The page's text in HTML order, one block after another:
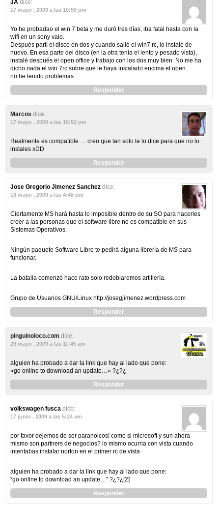
JA dice:
17 mayo , 2009 a las 10:50 pm
Yo he probadao el win 7 beta y me duró tres días, iba fatal hasta con la
wifi en un sony vaio.
Después partí el disco en dos y cuando salió el win7 rc, lo instalé de
nuevo. En esa parte del disco (en la otra tenía el lento y pesado vista),
instalé después el open office y trabajo con los dos muy bien. No me ha
dicho nada el win 7rc sobre que le haya instalado encima el open.
no he tenido problemas
Responder
Marcos dice:
17 mayo , 2009 a las 10:52 pm
Realmente es compatible … creo que tan solo te lo dice para que no lo
instales xDD
Responder
Jose Gregorio Jimenez Sanchez dice:
18 mayo , 2009 a las 4:48 pm
Ciertamente MS hará hasta lo imposible dentro de su SO para hacerles
creer a las personas que el software libre no es compatible en sus
Sistemas Operativos.
Ningún paquete Software Libre te pedirá alguna librería de MS para
funcionar.
La batalla comenzó hace rato solo redoblaremos artillería.
Grupo de Usuarios GNU/Linux http://josegjimenez.wordpress.com
Responder
pinguinoloco.com dice:
29 mayo , 2009 a las 11:45 am
alguien ha probado a dar la link que hay al lado que pone:
«go online to download an update…» ?¿?¿
Responder
volkswagen fusca dice:
17 junio , 2009 a las 5:24 am
por favor dejemos de ser paranoicos! como si microsoft y sun ahora
mismo son partners de negocios? lo mismo ocurria con vista cuando
intentabas instalar norton en el primer rc de vista
alguien ha probado a dar la link que hay al lado que pone:
“go online to download an update…” ?¿?¿[2]
Responder